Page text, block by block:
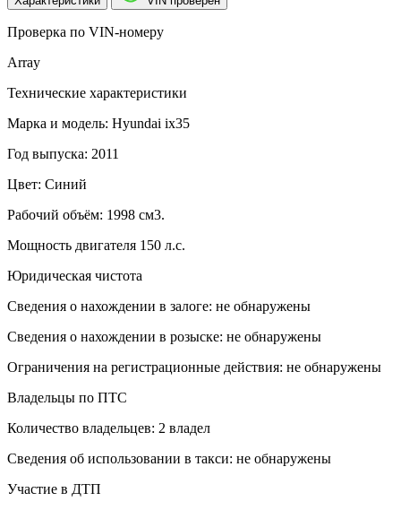
Проверка по VIN-номеру
Array
Технические характеристики
Марка и модель: Hyundai ix35
Год выпуска: 2011
Цвет: Синий
Рабочий объём: 1998 см3.
Мощность двигателя 150 л.с.
Юридическая чистота
Сведения о нахождении в залоге: не обнаружены
Сведения о нахождении в розыске: не обнаружены
Ограничения на регистрационные действия: не обнаружены
Владельцы по ПТС
Количество владельцев: 2 владел
Сведения об использовании в такси: не обнаружены
Участие в ДТП